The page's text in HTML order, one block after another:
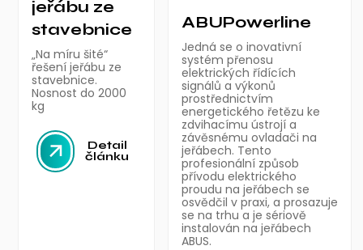
jeřábu ze
stavebnice
„Na míru šité“
řešení jeřábu ze
stavebnice.
Nosnost do 2000
kg
Detail
článku
ABUPowerline
Jedná se o inovativní
systém přenosu
elektrických řídících
signálů a výkonů
prostřednictvím
energetického řetězu ke
zdvihacímu ústrojí a
závěsnému ovladači na
jeřábech. Tento
profesionální způsob
přívodu elektrického
proudu na jeřábech se
osvědčil v praxi, a prosazuje
se na trhu a je sériově
instalován na jeřábech
ABUS.